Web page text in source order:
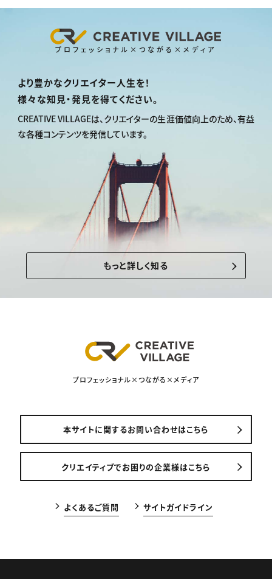
プロフェッショナル×つながる×メディア
より豊かなクリエイター人生を！
様々な知見・発見を得てください。
CREATIVE VILLAGEは、クリエイターの生涯価値向上のため、有益
な各種コンテンツを発信しています。
もっと詳しく知る
プロフェッショナル×つながる×メディア
本サイトに関するお問い合わせはこちら
クリエイティブでお困りの企業様はこちら
よくあるご質問 サイトガイドライン